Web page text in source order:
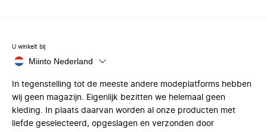
U winkelt bij
Miinto Nederland
In tegenstelling tot de meeste andere modeplatforms hebben
wij geen magazijn. Eigenlijk bezitten we helemaal geen
kleding. In plaats daarvan worden al onze producten met
liefde geselecteerd, opgeslagen en verzonden door